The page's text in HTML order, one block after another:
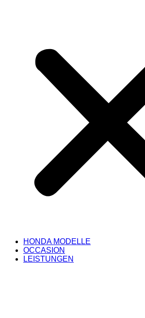
HONDA MODELLE
OCCASION
LEISTUNGEN